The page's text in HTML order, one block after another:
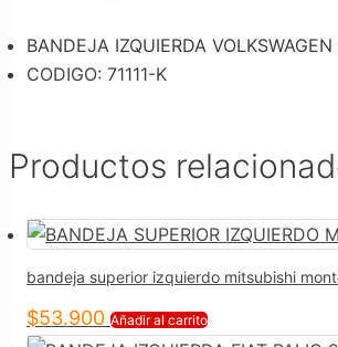
BANDEJA IZQUIERDA
CODIGO: 71111-K
Productos
bandeja superior izquierdo mitsubishi
$53.900 Añadir al carrito